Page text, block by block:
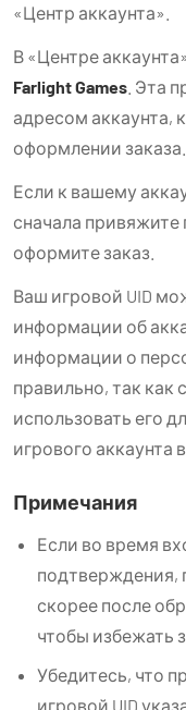
«Центр аккаунта».
В «Центре
Farlight Games . Эта
адресом аккаунта,
оформлении заказа.
Если к вашему
сначала привяжите
оформите заказ.
Ваш игровой UID
информации об
информации о
правильно, так как
использовать его
игрового аккаунта
Примечания
Если во время
подтверждения,
скорее после
чтобы избежать
Убедитесь, что
игровой UID